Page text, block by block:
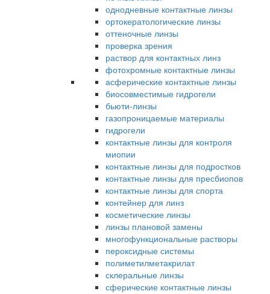
однодневные контактные линзы
ортокератологические линзы
оттеночные линзы
проверка зрения
раствор для контактных линз
фотохромные контактные линзы
асферические контактные линзы
биосовместимые гидрогели
бьюти-линзы
газопроницаемые материалы
гидрогели
контактные линзы для контроля
миопии
контактные линзы для подростков
контактные линзы для пресбиопов
контактные линзы для спорта
контейнер для линз
косметические линзы
линзы плановой замены
многофункциональные растворы
пероксидные системы
полиметилметакрилат
склеральные линзы
сферические контактные линзы